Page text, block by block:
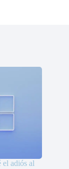
el adiós al